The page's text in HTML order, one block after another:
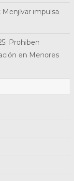
Menjívar impulsa
Prohiben
en Menores